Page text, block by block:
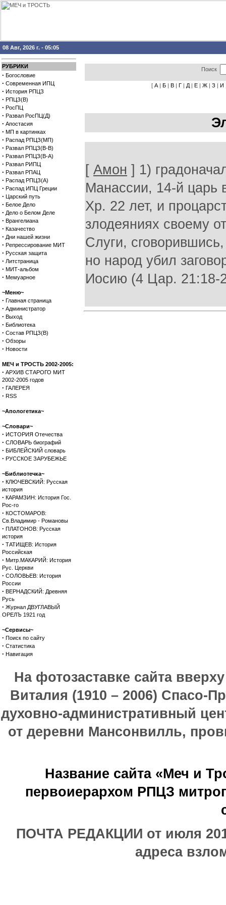
08 Авг, 2026 г. - 05:05
РУБРИКИ
· Богословие
· Современная ИПЦ
· История РПЦЗ
· РПЦЗ(В)
· РосПЦ
· Развал РосПЦ(Д)
· Апостасия
· МП в картинках
· Распад РПЦЗ(МП)
· Развал РПЦЗ(В-В)
· Развал РПЦЗ(В-А)
· Развал РИПЦ
· Развал РПАЦ
· Распад РПЦЗ(А)
· Распад ИПЦ Греции
· Царский путь
· Белое Дело
· Дело о Белом Деле
· Врангелиана
· Казачество
· Дни нашей жизни
· Репрессирование МИТ
· Русская защита
· Литстраница
· МИТ-альбом
· Мемуарное
~Меню~
· Главная страница
· Администратор
· Выход
· Библиотека
· Состав РПЦЗ(В)
· Обзоры
· Новости
МЕЧ и ТРОСТЬ 2002-2005:
· АРХИВ СТАРОГО МИТ
2002-2005 годов
· ГАЛЕРЕЯ
· RSS
~Апологетика~
~Словари~
· ИСТОРИЯ Отечества
· СЛОВАРЬ биографий
· БИБЛЕЙСКИЙ словарь
· РУССКОЕ ЗАРУБЕЖЬЕ
~Библиотечка~
· КЛЮЧЕВСКИЙ: Русская
история
· КАРАМЗИН: История Гос.
Рос-го
· КОСТОМАРОВ:
Св.Владимир - Романовы
· ПЛАТОНОВ: Русская
история
· ТАТИЩЕВ: История
Российская
· Митр.МАКАРИЙ: История
Рус. Церкви
· СОЛОВЬЕВ: История
России
· ВЕРНАДСКИЙ: Древняя
Русь
· Журнал ДВУГЛАВЫЙ
ОРЕЛЪ 1921 год
~Сервисы~
· Поиск по сайту
· Статистика
· Навигация
Поиск
[ А | Б | В | Г | Д | Е | Ж | З | И
[ Амон ] 1)
Манассии, 14-й царь
Хр. 22 лет, и
злодеяниях своему
Слуги,
но народ убил
Иосию (4 Цар. 21:18-
На фотозаставке сайта
Виталия (1910 – 2006) Спасо-
духовно-административный
от деревни Мансонвилль,
Название сайта «Меч и
первоиерархом РПЦЗ
ПОЧТА РЕДАКЦИИ от июля
адреса